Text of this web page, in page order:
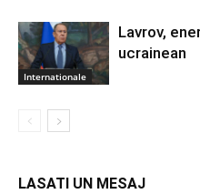
Internationale
Lavrov,
ucrainean
LASATI UN MESAJ